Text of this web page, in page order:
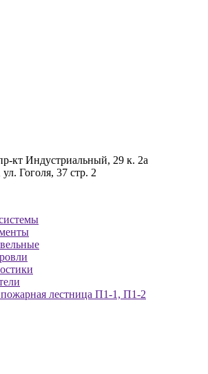
кт Индустриальный, 29 к. 2а
Гоголя, 37 стр. 2
лестница П1-1, П1-2